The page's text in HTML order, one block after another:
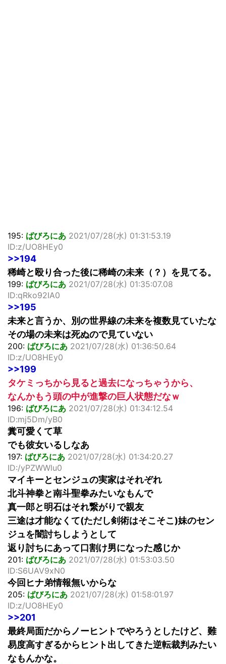
195: ばびろにあ 2021/07/28(水) 01:31:53.19
ID:z/UO8HEy0
>>194
稀崎と殴り合った後に稀崎の未来（？）を見てる。
199: ばびろにあ 2021/07/28(水) 01:35:07.08
ID:qRko92IA0
>>195
未来と言うか、別の世界線の未来を複数見ていたな
その場の未来は死ぬので見ていない
200: ばびろにあ 2021/07/28(水) 01:36:50.64
ID:z/UO8HEy0
>>199
タケミっちから見ると過去になっちゃうから、
なんかもう頭の中が進撃の巨人状態だなｗ
196: ばびろにあ 2021/07/28(水) 01:34:12.54
ID:mj5Dm/yB0
糞可愛くて草
でも彼女いるしなあ
197: ばびろにあ 2021/07/28(水) 01:34:20.27
ID:/yPZWWlu0
マイキーとセンジュの実家はそれぞれ
北斗神拳と南斗聖拳みたいなもんで
真一郎と明石はそれ繋がりで親友
三途は才能なくて(ただし剣術はそこそこ)妹のセン
ジュを闇討ちしようとして
返り討ちにあって口割け男になった感じか
201: ばびろにあ 2021/07/28(水) 01:53:03.50
ID:S6UAV9xN0
今回ヒナ弟情報無いからな
205: ばびろにあ 2021/07/28(水) 01:58:01.97
ID:z/UO8HEy0
>>201
最終局面だからノーヒントでやろうとしたけど、難
易度高すぎるからヒント出してきた逆転裁判みたい
なもんかな。